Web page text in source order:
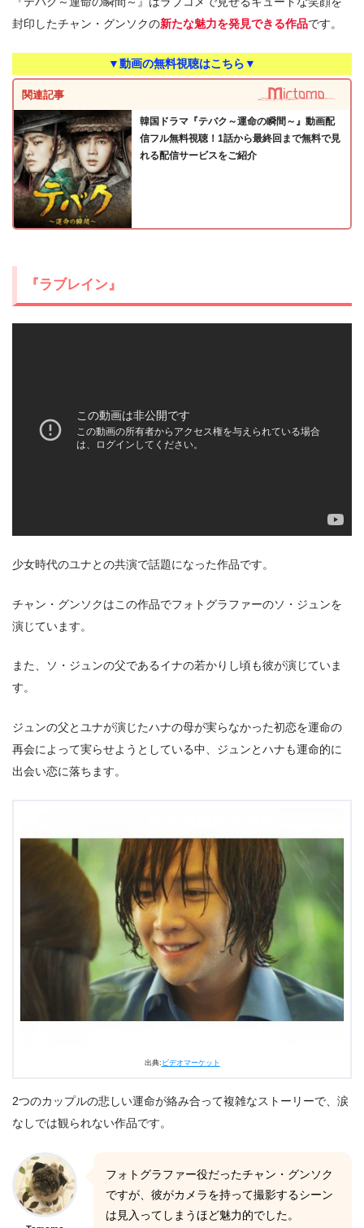
封印したチャン・グンソクの新たな魅力を発見できる作品です。
▼動画の無料視聴はこちら▼
関連記事
韓国ドラマ『テバク～運命の瞬間～』動画配
信フル無料視聴！1話から最終回まで無料で見
れる配信サービスをご紹介
『ラブレイン』
少女時代のユナとの共演で話題になった作品です。
チャン・グンソクはこの作品でフォトグラファーのソ・ジュンを
演じています。
また、ソ・ジュンの父であるイナの若かりし頃も彼が演じていま
す。
ジュンの父とユナが演じたハナの母が実らなかった初恋を運命の
再会によって実らせようとしている中、ジュンとハナも運命的に
出会い恋に落ちます。
出典: ビデオマーケット
2つのカップルの悲しい運命が絡み合って複雑なストーリーで、涙
なしでは観られない作品です。
フォトグラファー役だったチャン・グンソク
ですが、彼がカメラを持って撮影するシーン
は見入ってしまうほど魅力的でした。